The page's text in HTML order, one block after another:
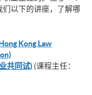
以下的讲座，了解哪
Kong Law
共同试) (课程主任：